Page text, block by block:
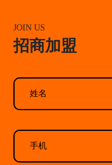
JOIN US
招商加盟